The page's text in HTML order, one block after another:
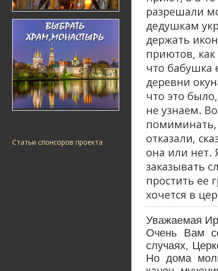
Статьи спонсоров проекта
разрешали
дедушкам
держать
приютов,
что бабушка
деревни
что это
не узнаем.
помиминать,
отказали,
она или
заказывать
простить ее
хочется в
Уважаемая
Очень Вам
случаях,
Но дома